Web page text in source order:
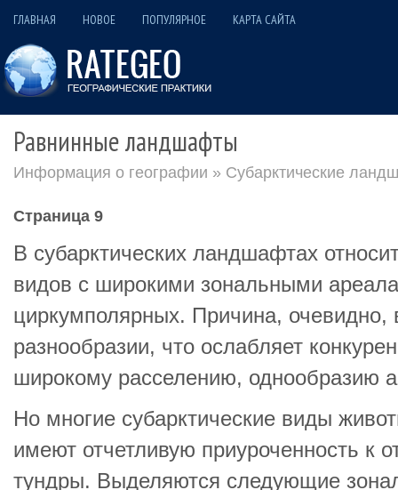
ГЛАВНАЯ НОВОЕ ПОПУЛЯРНОЕ КАРТА САЙТА
Равнинные ландшафты
Информация о географии » Субарктические
Страница 9
В субарктических ландшафтах
видов с широкими зональными
циркумполярных. Причина,
разнообразии, что ослабляет
широкому расселению, однообразию
Но многие субарктические виды
имеют отчетливую приуроченность к
тундры. Выделяются следующие